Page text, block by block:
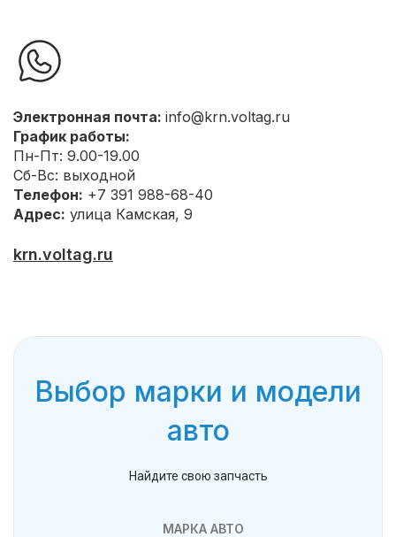
Электронная почта: info@krn.voltag.ru
График работы:
Пн-Пт: 9.00-19.00
Сб-Вс: выходной
Телефон: +7 391 988-68-40
Адрес: улица Камская, 9
krn.voltag.ru
Выбор марки и модели
авто
Найдите свою запчасть
МАРКА АВТО